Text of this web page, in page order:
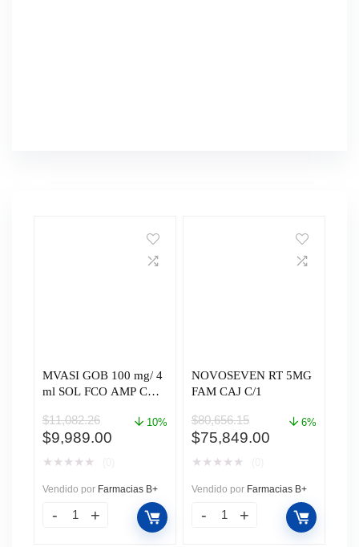
MVASI GOB 100 mg/ 4
ml SOL FCO AMP CAJ
$11,082.26
El
precio
era:
$11,082.26.
$9,989.00El
es:
$9,989.00.
10%
★ ★ ★ ★ ★
Vendido por Farmacias B+
NOVOSEVEN RT 5MG
FAM CAJ C/1
$80,656.15
El
precio
era:
$80,656.15.
$75,849.00El
es:
$75,849.00.
6%
★ ★ ★ ★ ★
Vendido por Farmacias B+